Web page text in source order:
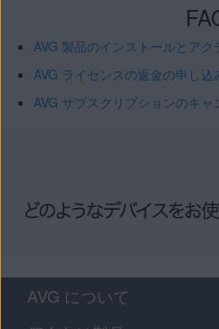
AVG 製品のインストールとアク
AVG ライセンスの返金の申し込
AVG サブスクリプションのキ
AVG について